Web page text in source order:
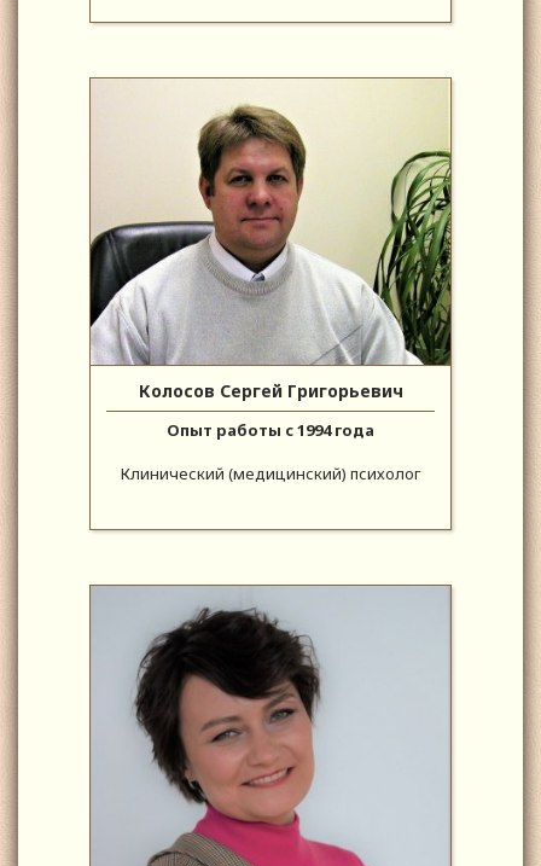
Колосов Сергей Григорьевич
Опыт работы с 1994 года
Клинический (медицинский) психолог